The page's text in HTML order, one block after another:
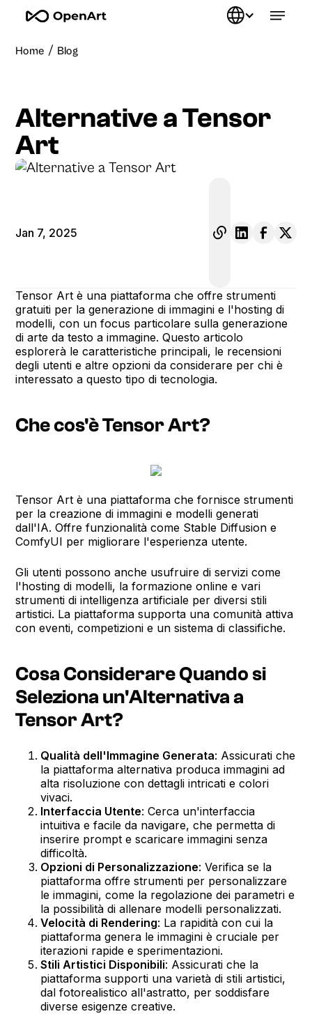
Home / Blog
Alternative a Tensor
Art
Jan 7, 2025
Tensor Art è una piattaforma che offre strumenti
gratuiti per la generazione di immagini e l'hosting di
modelli, con un focus particolare sulla generazione
di arte da testo a immagine. Questo articolo
esplorerà le caratteristiche principali, le recensioni
degli utenti e altre opzioni da considerare per chi è
interessato a questo tipo di tecnologia.
Che cos'è Tensor Art?
Tensor Art è una piattaforma che fornisce strumenti
per la creazione di immagini e modelli generati
dall'IA. Offre funzionalità come Stable Diffusion e
ComfyUI per migliorare l'esperienza utente.
Gli utenti possono anche usufruire di servizi come
l'hosting di modelli, la formazione online e vari
strumenti di intelligenza artificiale per diversi stili
artistici. La piattaforma supporta una comunità attiva
con eventi, competizioni e un sistema di classifiche.
Cosa Considerare Quando si
Seleziona un'Alternativa a
Tensor Art?
Qualità dell'Immagine Generata: Assicurati che
la piattaforma alternativa produca immagini ad
alta risoluzione con dettagli intricati e colori
vivaci.
Interfaccia Utente: Cerca un'interfaccia
intuitiva e facile da navigare, che permetta di
inserire prompt e scaricare immagini senza
difficoltà.
Opzioni di Personalizzazione: Verifica se la
piattaforma offre strumenti per personalizzare
le immagini, come la regolazione dei parametri e
la possibilità di allenare modelli personalizzati.
Velocità di Rendering: La rapidità con cui la
piattaforma genera le immagini è cruciale per
iterazioni rapide e sperimentazioni.
Stili Artistici Disponibili: Assicurati che la
piattaforma supporti una varietà di stili artistici,
dal fotorealistico all'astratto, per soddisfare
diverse esigenze creative.